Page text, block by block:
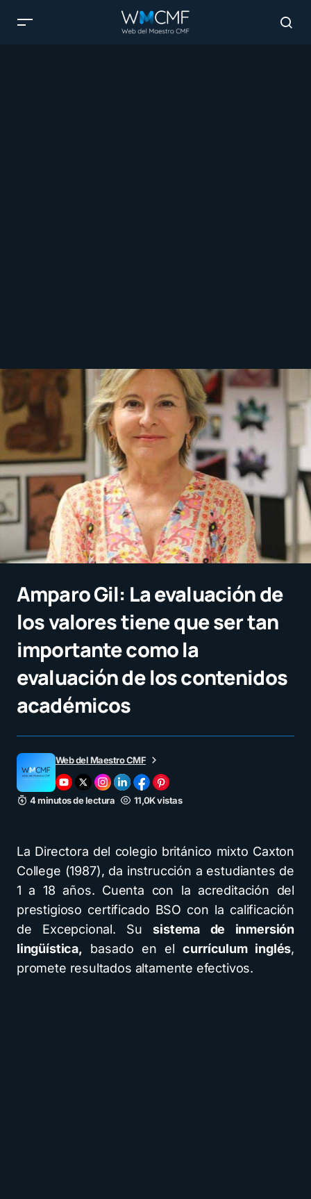
Amparo Gil: La evaluación de
los valores tiene que ser tan
importante como la
evaluación de los contenidos
académicos
Web del Maestro CMF
4 minutos de lectura 11,0K vistas
La Directora del colegio británico mixto Caxton
College (1987), da instrucción a estudiantes de
1 a 18 años. Cuenta con la acreditación del
prestigioso certificado BSO con la calificación
de Excepcional. Susistema de inmersión
lingüística, basado en elcurrículum inglés,
promete resultados altamente efectivos.